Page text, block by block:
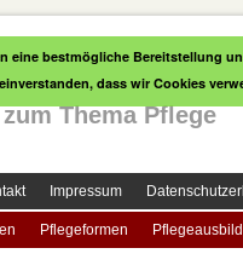
Thema Pflege
Impressum
Pflegeformen
eine bestmögliche Bereitstellung
dass wir Cookies